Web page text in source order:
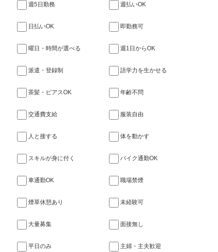
週5日勤務 週払いOK
日払いOK 即勤務可
曜日・時間が選べる 週1日からOK
派遣・登録制 語学力を生かせる
茶髪・ピアスOK 年齢不問
交通費支給 服装自由
人と接する 体を動かす
スキルが身に付く バイク通勤OK
車通勤OK 職場禁煙
煙草休憩あり 未経験可
大量募集 面接無し
平日のみ 主婦・主夫歓迎